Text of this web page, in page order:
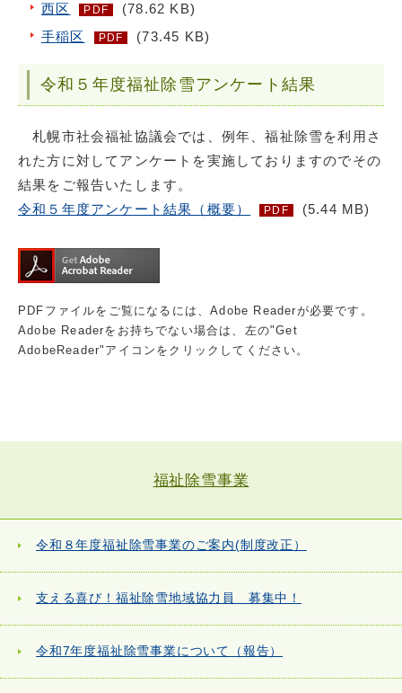
西区
PDF
(78.62 KB)
手稲区
PDF (73.45 KB)
令和５年度福祉除雪アンケート結果
札幌市社会福祉協議会では、例年、福祉除雪を利用さ
れた方に対してアンケートを実施しておりますのでその
結果をご報告いたします。
令和５年度アンケート結果（概要）
PDF (5.44 MB)
PDFファイルをご覧になるには、Adobe Readerが必要です。
Adobe Readerをお持ちでない場合は、左の"Get
AdobeReader"アイコンをクリックしてください。
福祉除雪事業
令和８年度福祉除雪事業のご案内(制度改正）
支える喜び！福祉除雪地域協力員 募集中！
令和7年度福祉除雪事業について（報告）